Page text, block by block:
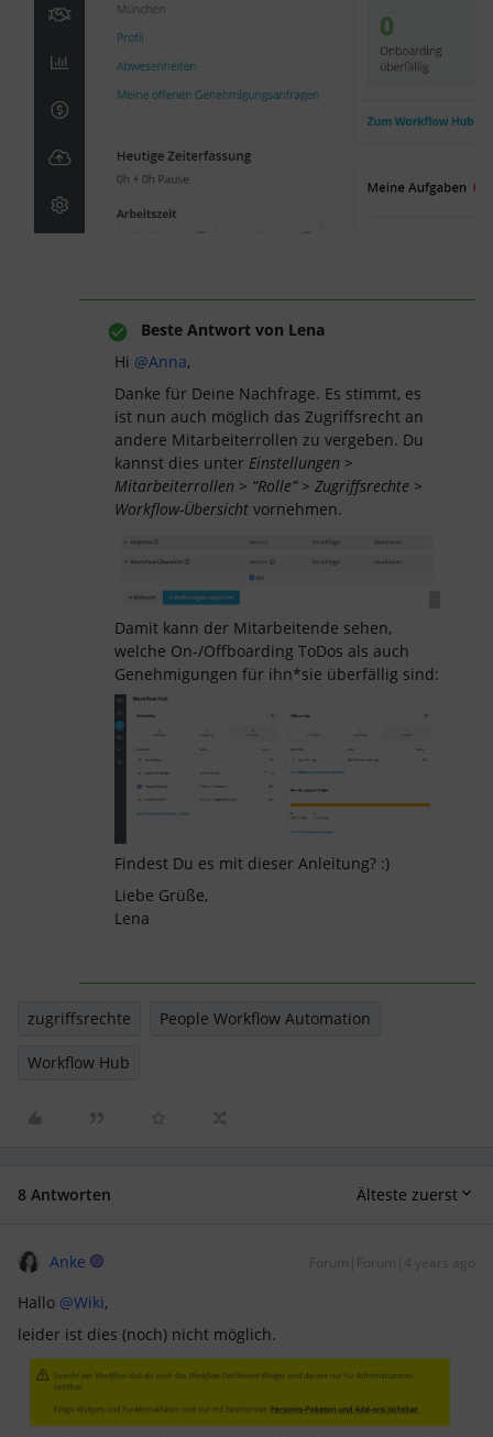
Beste Antwort von Lena
Hi @Anna,
Danke für Deine Nachfrage. Es stimmt, es
ist nun auch möglich das Zugriffsrecht an
andere Mitarbeiterrollen zu vergeben. Du
kannst dies unter Einstellungen >
Mitarbeiterrollen > “Rolle” > Zugriffsrechte >
Workflow-Übersicht vornehmen.
Damit kann der Mitarbeitende sehen,
welche On-/Offboarding ToDos als auch
Genehmigungen für ihn*sie überfällig sind:
Findest Du es mit dieser Anleitung? :)
Liebe Grüße,
Lena
zugriffsrechte People Workflow Automation
Workflow Hub
8 Antworten Älteste zuerst
Anke Forum|Forum|4 years ago
Hallo @Wiki,
leider ist dies (noch) nicht möglich.